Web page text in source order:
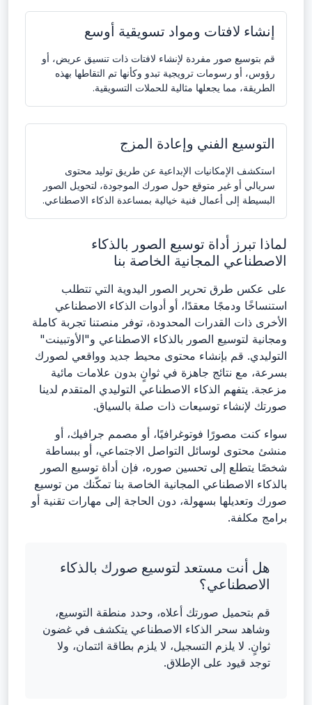
إنشاء لافتات ومواد تسويقية أوسع
قم بتوسيع صور مفردة لإنشاء لافتات ذات تنسيق عريض، أو
رؤوس، أو رسومات ترويجية تبدو وكأنها تم التقاطها بهذه
الطريقة، مما يجعلها مثالية للحملات التسويقية.
التوسيع الفني وإعادة المزج
استكشف الإمكانيات الإبداعية عن طريق توليد محتوى
سريالي أو غير متوقع حول صورك الموجودة، لتحويل الصور
البسيطة إلى أعمال فنية خيالية بمساعدة الذكاء الاصطناعي.
لماذا تبرز أداة توسيع الصور بالذكاء
الاصطناعي المجانية الخاصة بنا
على عكس طرق تحرير الصور اليدوية التي تتطلب
استنساخًا ودمجًا معقدًا، أو أدوات الذكاء الاصطناعي
الأخرى ذات القدرات المحدودة، توفر منصتنا تجربة كاملة
ومجانية لتوسيع الصور بالذكاء الاصطناعي و"الأوتبينت"
التوليدي. قم بإنشاء محتوى محيط جديد وواقعي لصورك
بسرعة، مع نتائج جاهزة في ثوانٍ بدون علامات مائية
مزعجة. يتفهم الذكاء الاصطناعي التوليدي المتقدم لدينا
صورتك لإنشاء توسيعات ذات صلة بالسياق.
سواء كنت مصورًا فوتوغرافيًا، أو مصمم جرافيك، أو
منشئ محتوى لوسائل التواصل الاجتماعي، أو ببساطة
شخصًا يتطلع إلى تحسين صوره، فإن أداة توسيع الصور
بالذكاء الاصطناعي المجانية الخاصة بنا تمكّنك من توسيع
صورك وتعديلها بسهولة، دون الحاجة إلى مهارات تقنية أو
برامج مكلفة.
هل أنت مستعد لتوسيع صورك بالذكاء
الاصطناعي؟
قم بتحميل صورتك أعلاه، وحدد منطقة التوسيع،
وشاهد سحر الذكاء الاصطناعي يتكشف في غضون
ثوانٍ. لا يلزم التسجيل، لا يلزم بطاقة ائتمان، ولا
توجد قيود على الإطلاق.